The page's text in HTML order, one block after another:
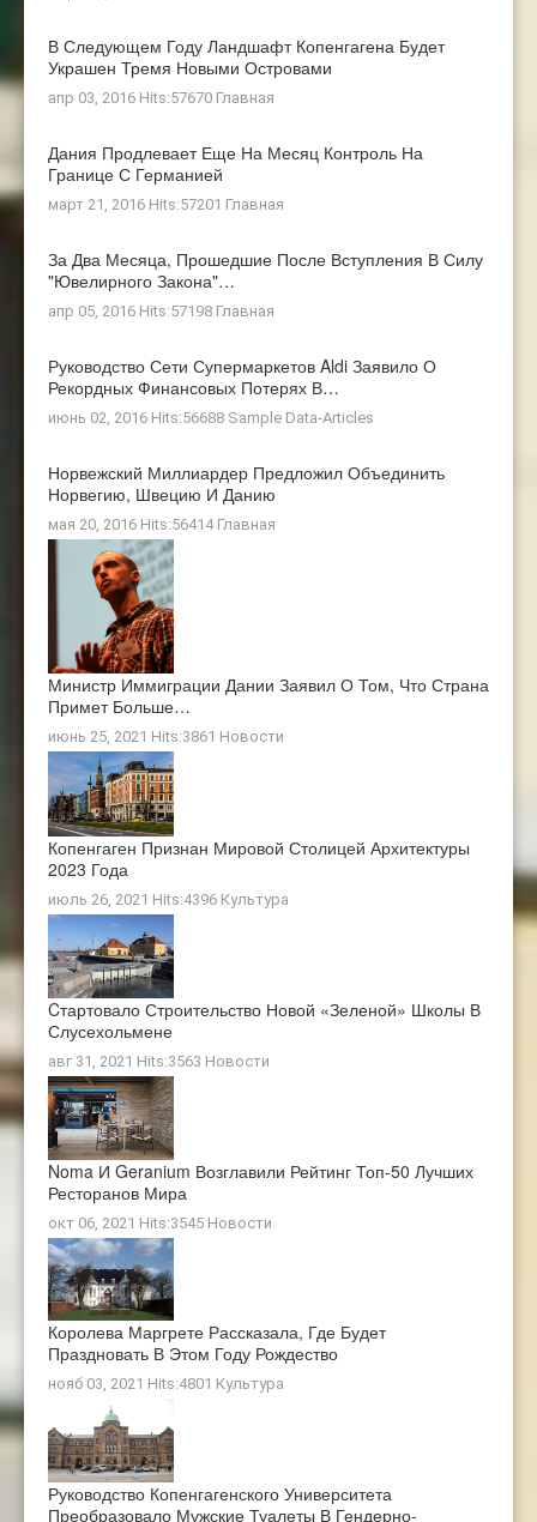
В Следующем Году Ландшафт Копенгагена Будет
Украшен Тремя Новыми Островами
апр 03, 2016 Hits:57670 Главная
Дания Продлевает Еще На Месяц Контроль На
Границе С Германией
март 21, 2016 Hits:57201 Главная
За Два Месяца, Прошедшие После Вступления В Силу
"ювелирного Закона"…
апр 05, 2016 Hits:57198 Главная
Руководство Сети Супермаркетов Aldi Заявило О
Рекордных Финансовых Потерях В…
июнь 02, 2016 Hits:56688 Sample Data-Articles
Норвежский Миллиардер Предложил Объединить
Норвегию, Швецию И Данию
мая 20, 2016 Hits:56414 Главная
Министр Иммиграции Дании Заявил О Том, Что Страна
Примет Больше…
июнь 25, 2021 Hits:3861 Новости
Копенгаген Признан Мировой Столицей Архитектуры
2023 Года
июль 26, 2021 Hits:4396 Культура
Cтартовало Строительство Новой «зеленой» Школы В
Слусехольмене
авг 31, 2021 Hits:3563 Новости
Noma И Geranium Возглавили Рейтинг Топ-50 Лучших
Ресторанов Мира
окт 06, 2021 Hits:3545 Новости
Королева Маргрете Рассказала, Где Будет
Праздновать В Этом Году Рождество
нояб 03, 2021 Hits:4801 Культура
Руководство Копенгагенского Университета
Преобразовало Мужские Туалеты В Гендерно-